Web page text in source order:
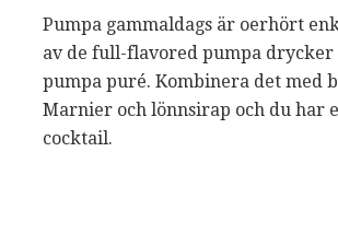
Pumpa gammaldags är oerhört
av de full-flavored pumpa drycker
pumpa puré. Kombinera det med
Marnier och lönnsirap och du har
cocktail.